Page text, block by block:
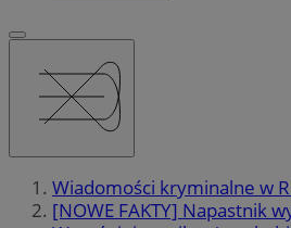
Wiadomości kryminalne w
[NOWE FAKTY] Napastnik